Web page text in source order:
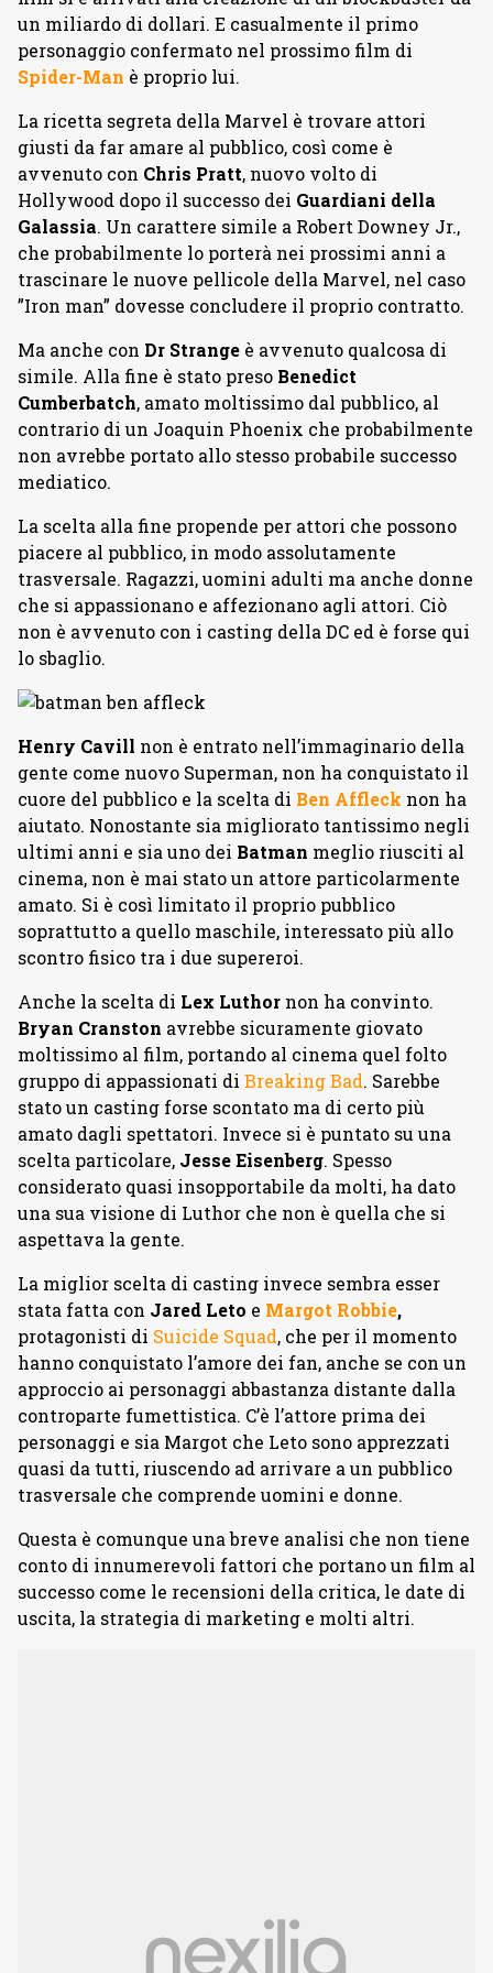
un miliardo di dollari. E casualmente il primo
personaggio confermato nel prossimo film di
Spider-Man è proprio lui.
La ricetta segreta della Marvel è trovare attori
giusti da far amare al pubblico, così come è
avvenuto con Chris Pratt, nuovo volto di
Hollywood dopo il successo dei Guardiani della
Galassia. Un carattere simile a Robert Downey Jr.,
che probabilmente lo porterà nei prossimi anni a
trascinare le nuove pellicole della Marvel, nel caso
”Iron man” dovesse concludere il proprio contratto.
Ma anche con Dr Strange è avvenuto qualcosa di
simile. Alla fine è stato preso Benedict
Cumberbatch, amato moltissimo dal pubblico, al
contrario di un Joaquin Phoenix che probabilmente
non avrebbe portato allo stesso probabile successo
mediatico.
La scelta alla fine propende per attori che possono
piacere al pubblico, in modo assolutamente
trasversale. Ragazzi, uomini adulti ma anche donne
che si appassionano e affezionano agli attori. Ciò
non è avvenuto con i casting della DC ed è forse qui
lo sbaglio.
Henry Cavill non è entrato nell’immaginario della
gente come nuovo Superman, non ha conquistato il
cuore del pubblico e la scelta di Ben Affleck non ha
aiutato. Nonostante sia migliorato tantissimo negli
ultimi anni e sia uno dei Batman meglio riusciti al
cinema, non è mai stato un attore particolarmente
amato. Si è così limitato il proprio pubblico
soprattutto a quello maschile, interessato più allo
scontro fisico tra i due supereroi.
Anche la scelta di Lex Luthor non ha convinto.
Bryan Cranston avrebbe sicuramente giovato
moltissimo al film, portando al cinema quel folto
gruppo di appassionati di Breaking Bad. Sarebbe
stato un casting forse scontato ma di certo più
amato dagli spettatori. Invece si è puntato su una
scelta particolare, Jesse Eisenberg. Spesso
considerato quasi insopportabile da molti, ha dato
una sua visione di Luthor che non è quella che si
aspettava la gente.
La miglior scelta di casting invece sembra esser
stata fatta con Jared Leto e Margot Robbie,
protagonisti di Suicide Squad, che per il momento
hanno conquistato l’amore dei fan, anche se con un
approccio ai personaggi abbastanza distante dalla
controparte fumettistica. C’è l’attore prima dei
personaggi e sia Margot che Leto sono apprezzati
quasi da tutti, riuscendo ad arrivare a un pubblico
trasversale che comprende uomini e donne.
Questa è comunque una breve analisi che non tiene
conto di innumerevoli fattori che portano un film al
successo come le recensioni della critica, le date di
uscita, la strategia di marketing e molti altri.